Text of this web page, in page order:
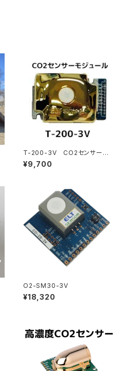
T-200-3V CO2センサーモ
ジュール
¥9,700
O2-SM30-3V
¥18,320